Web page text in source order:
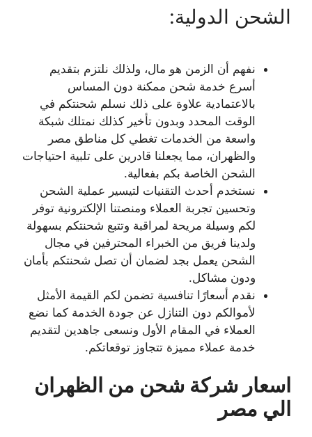
الشحن الدولية:
نفهم أن الزمن هو مال، ولذلك نلتزم بتقديم
أسرع خدمة شحن ممكنة دون المساس
بالاعتمادية علاوة على ذلك نسلم شحنتكم في
الوقت المحدد وبدون تأخير كذلك نمتلك شبكة
واسعة من الخدمات تغطي كل مناطق مصر
والظهران، مما يجعلنا قادرين على تلبية احتياجات
الشحن الخاصة بكم بفعالية.
نستخدم أحدث التقنيات لتيسير عملية الشحن
وتحسين تجربة العملاء ومنصتنا الإلكترونية توفر
لكم وسيلة مريحة لمراقبة وتتبع شحنتكم بسهولة
ولدينا فريق من الخبراء المحترفين في مجال
الشحن يعمل بجد لضمان أن تصل شحنتكم بأمان
ودون مشاكل.
نقدم أسعارًا تنافسية تضمن لكم القيمة الأمثل
لأموالكم دون التنازل عن جودة الخدمة كما نضع
العملاء في المقام الأول ونسعى جاهدين لتقديم
خدمة عملاء مميزة تتجاوز توقعاتكم.
اسعار شركة شحن من الظهران
الي مصر